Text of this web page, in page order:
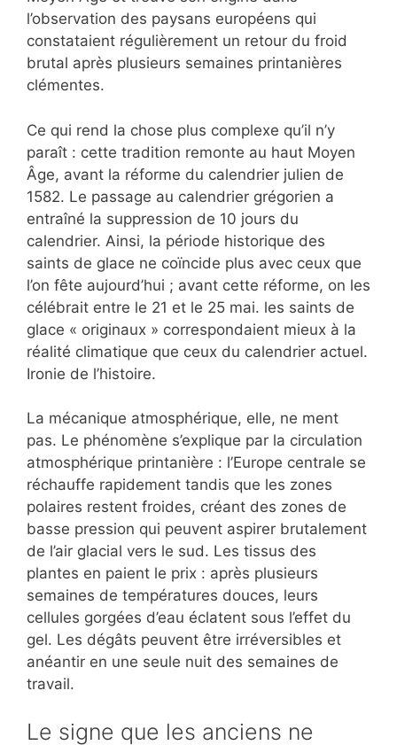
l’observation des paysans européens qui
constataient régulièrement un retour du froid
brutal après plusieurs semaines printanières
clémentes.
Ce qui rend la chose plus complexe qu’il n’y
paraît : cette tradition remonte au haut Moyen
Âge, avant la réforme du calendrier julien de
1582. Le passage au calendrier grégorien a
entraîné la suppression de 10 jours du
calendrier. Ainsi, la période historique des
saints de glace ne coïncide plus avec ceux que
l’on fête aujourd’hui ; avant cette réforme, on les
célébrait entre le 21 et le 25 mai. les saints de
glace « originaux » correspondaient mieux à la
réalité climatique que ceux du calendrier actuel.
Ironie de l’histoire.
La mécanique atmosphérique, elle, ne ment
pas. Le phénomène s’explique par la circulation
atmosphérique printanière : l’Europe centrale se
réchauffe rapidement tandis que les zones
polaires restent froides, créant des zones de
basse pression qui peuvent aspirer brutalement
de l’air glacial vers le sud. Les tissus des
plantes en paient le prix : après plusieurs
semaines de températures douces, leurs
cellules gorgées d’eau éclatent sous l’effet du
gel. Les dégâts peuvent être irréversibles et
anéantir en une seule nuit des semaines de
travail.
Le signe que les anciens ne